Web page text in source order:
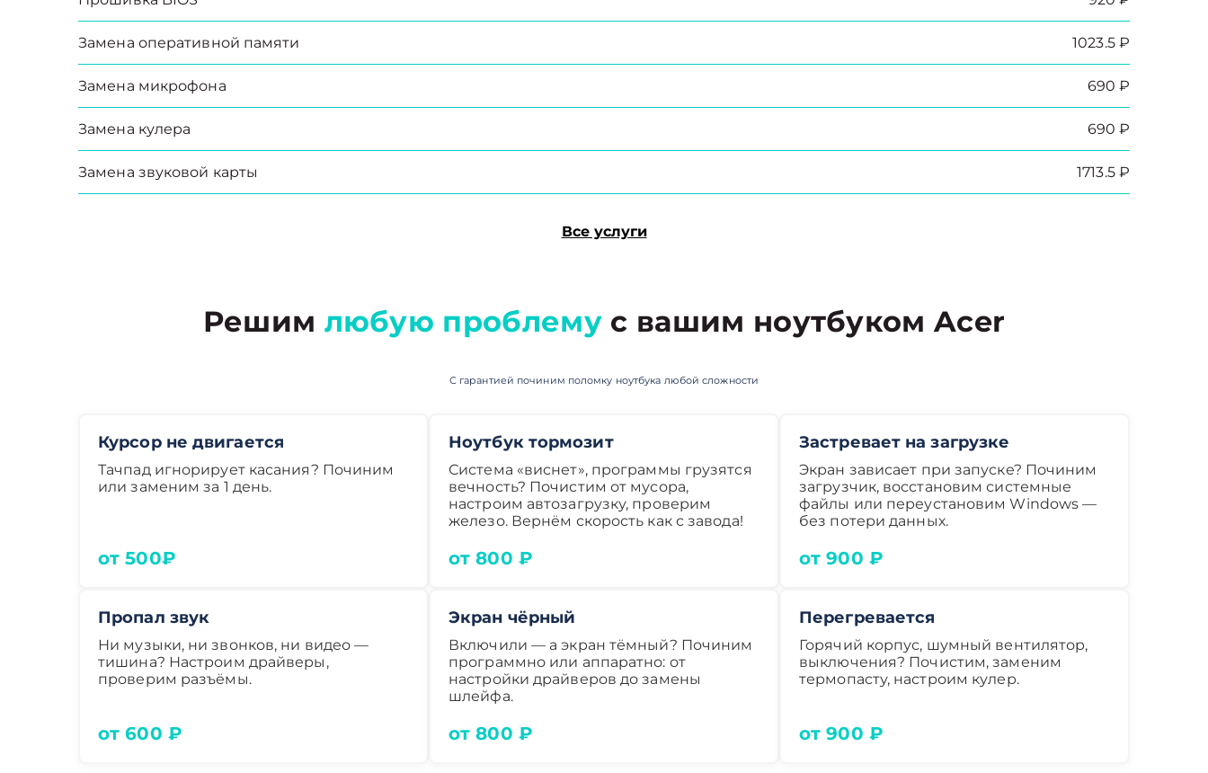
Замена оперативной памяти 1023.5 ₽
Замена микрофона 690 ₽
Замена кулера 690 ₽
Замена звуковой карты 1713.5 ₽
Все услуги
Решим любую проблему с вашим ноутбуком Acer
С гарантией починим поломку ноутбука любой сложности
Курсор не двигается
Тачпад игнорирует касания? Починим
или заменим за 1 день.
от 500₽
Ноутбук тормозит
Система «виснет», программы грузятся
вечность? Почистим от мусора,
настроим автозагрузку, проверим
железо. Вернём скорость как с завода!
от 800 ₽
Застревает на загрузке
Экран зависает при запуске? Починим
загрузчик, восстановим системные
файлы или переустановим Windows —
без потери данных.
от 900 ₽
Пропал звук
Ни музыки, ни звонков, ни видео —
тишина? Настроим драйверы,
проверим разъёмы.
от 600 ₽
Экран чёрный
Включили — а экран тёмный? Починим
программно или аппаратно: от
настройки драйверов до замены
шлейфа.
от 800 ₽
Перегревается
Горячий корпус, шумный вентилятор,
выключения? Почистим, заменим
термопасту, настроим кулер.
от 900 ₽